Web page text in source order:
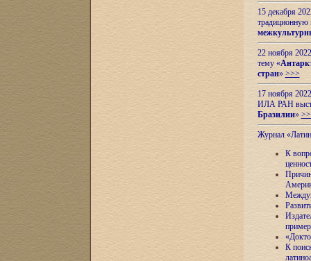
15 декабря
22 ноября
тему «
стран» >>>
17 ноября
ИЛА РАН
Бразилии»
Журнал
К
К